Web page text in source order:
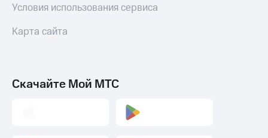
Условия использования сервиса
Карта сайта
Скачайте Мой МТС